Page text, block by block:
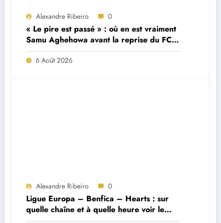
Alexandre Ribeiro 0
« Le pire est passé » : où en est vraiment
Samu Aghehowa avant la reprise du FC
Porto ?
6 Août 2026
Alexandre Ribeiro 0
Ligue Europa – Benfica – Hearts : sur
quelle chaîne et à quelle heure voir le
match ?